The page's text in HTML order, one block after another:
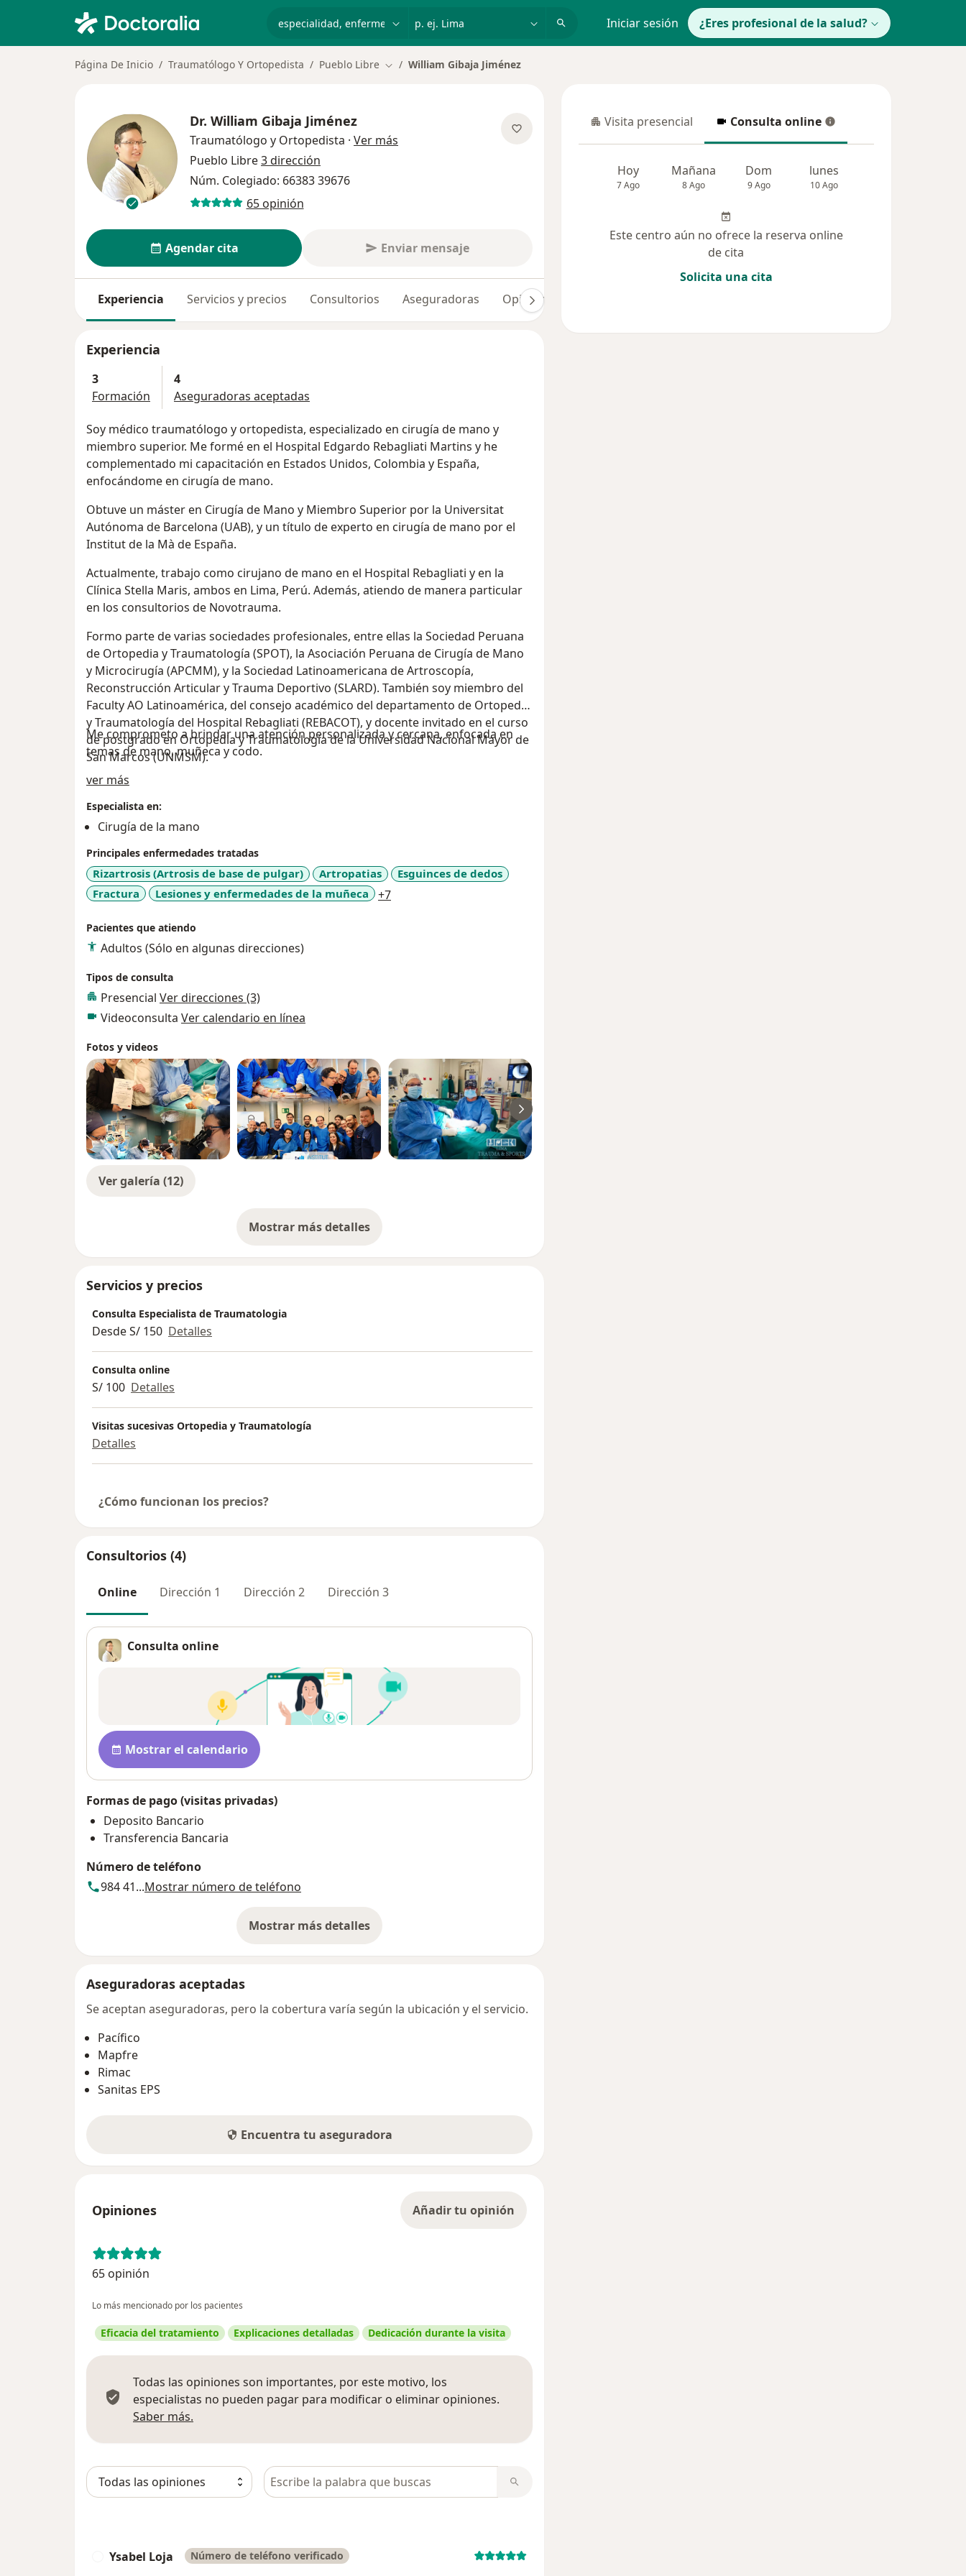
Iniciar sesión ¿Eres profesional de la salud?
Página De Inicio Traumatólogo Y Ortopedista Pueblo Libre Cambiar de ciudad
William Gibaja Jiménez
Dr. William Gibaja Jiménez
Traumatólogo y Ortopedista · Ver más
Pueblo Libre3 dirección
Núm. Colegiado: 66383 39676
65 opinión
Agendar cita Enviar mensaje
Experiencia Servicios y precios Consultorios Aseguradoras Opiniones (65)
Experiencia
3
Formación
4
Aseguradoras aceptadas
Soy médico traumatólogo y ortopedista, especializado en cirugía de mano y
miembro superior. Me formé en el Hospital Edgardo Rebagliati Martins y he
complementado mi capacitación en Estados Unidos, Colombia y España,
enfocándome en cirugía de mano.
Obtuve un máster en Cirugía de Mano y Miembro Superior por la Universitat
Autónoma de Barcelona (UAB), y un título de experto en cirugía de mano por el
Institut de la Mà de España.
Actualmente, trabajo como cirujano de mano en el Hospital Rebagliati y en la
Clínica Stella Maris, ambos en Lima, Perú. Además, atiendo de manera particular
en los consultorios de Novotrauma.
Formo parte de varias sociedades profesionales, entre ellas la Sociedad Peruana
de Ortopedia y Traumatología (SPOT), la Asociación Peruana de Cirugía de Mano
y Microcirugía (APCMM), y la Sociedad Latinoamericana de Artroscopía,
Reconstrucción Articular y Trauma Deportivo (SLARD). También soy miembro del
Faculty AO Latinoamérica, del consejo académico del departamento de Ortopedia
y Traumatología del Hospital Rebagliati (REBACOT), y docente invitado en el curso
de postgrado en Ortopedia y Traumatología de la Universidad Nacional Mayor de
San Marcos (UNMSM).
Me comprometo a brindar una atención personalizada y cercana, enfocada en
temas de mano, muñeca y codo.
ver más
Especialista en:
Cirugía de la mano
Principales enfermedades tratadas
Rizartrosis (Artrosis de base de pulgar) Artropatias
Esguinces de dedos
Fractura
Lesiones y enfermedades de la muñeca +7a11y_sr_more_diseases
Pacientes que atiendo
Adultos (Sólo en algunas direcciones)
Tipos de consulta
Presencial Ver direcciones (3)
Videoconsulta Ver calendario en línea
Fotos y videos
Ver galería (12)
Mostrar más detalles
sobre la experiencia
Servicios y precios
Consulta Especialista de Traumatologia
Desde S/ 150 Detalles
Consulta online
S/ 100 Detalles
Visitas sucesivas Ortopedia y Traumatología
Detalles
¿Cómo funcionan los precios?
Consultorios (4)
Online Dirección 1 Dirección 2 Dirección 3
Consulta online
Disponibilidad
Mostrar el calendario
Formas de pago (visitas privadas)
Deposito Bancario
Transferencia Bancaria
Número de teléfono
984 41...Mostrar número de teléfono
Mostrar más detalles
sobre la dirección
Aseguradoras aceptadas
Se aceptan aseguradoras, pero la cobertura varía según la ubicación y el servicio.
Pacífico
Mapfre
Rimac
Sanitas EPS
Encuentra tu aseguradora
Opiniones Añadir tu opinión
65 opinión
Lo más mencionado por los pacientes
Eficacia del tratamiento Explicaciones detalladas Dedicación durante la visita
Todas las opiniones son importantes, por este motivo, los
especialistas no pueden pagar para modificar o eliminar opiniones.
Saber más.
Busca en opiniones
Ysabel Loja Número de teléfono verificado
Visita presencial
Visita presencial Consulta online
Consulta online
Hoy
7 Ago
Mañana
8 Ago
Dom
9 Ago
lunes
10 Ago
Este centro aún no ofrece la reserva online
de cita
Solicita una cita